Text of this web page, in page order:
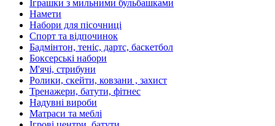
Іграшки з мильними бульбашками
Намети
Набори для пісочниці
Спорт та відпочинок
Бадмінтон, теніс, дартс, баскетбол
Боксерські набори
М'ячі, стрибуни
Ролики, скейти, ковзани , захист
Тренажери, батути, фітнес
Надувні вироби
Матраси та меблі